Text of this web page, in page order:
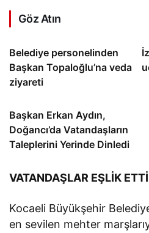
Göz Atın
Belediye personelinden
Başkan Topaloğlu’na veda
ziyareti
Başkan Erkan Aydın,
Doğancı’da Vatandaşların
Taleplerini Yerinde Dinledi
VATANDAŞLAR EŞLİK ETTİ
Kocaeli Büyükşehir
en sevilen mehter